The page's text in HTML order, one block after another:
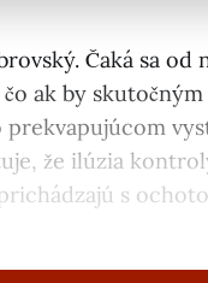
Čaká sa
ak by
že ilúzia
s